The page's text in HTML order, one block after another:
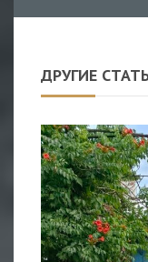
ДРУГИЕ